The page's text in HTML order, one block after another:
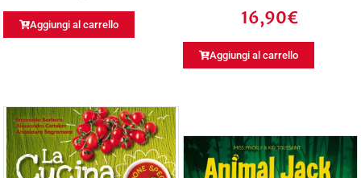
Aggiungi al carrello 16,90€
Aggiungi al carrello